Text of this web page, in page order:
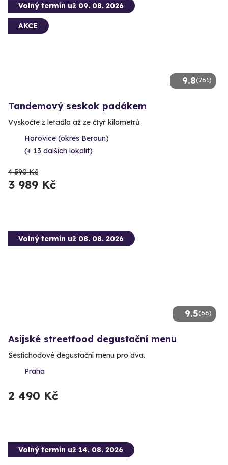
9.8(761)
Volný termín už 09. 08. 2026
AKCE
Tandemový seskok padákem
Vyskočte z letadla až ze čtyř kilometrů.
Hořovice (okres Beroun)
(+ 13 dalších lokalit)
4 590 Kč
3 989 Kč
9.5(66)
Volný termín už 08. 08. 2026
Asijské streetfood degustační menu
Šestichodové degustační menu pro dva.
Praha
2 490 Kč
Volný termín už 14. 08. 2026